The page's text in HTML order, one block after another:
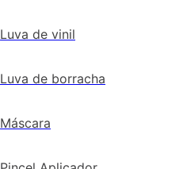
Luva de vinil
Luva de borracha
Máscara